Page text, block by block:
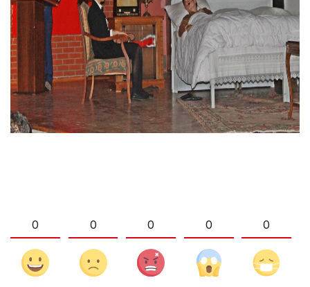
0 0 0 0 0